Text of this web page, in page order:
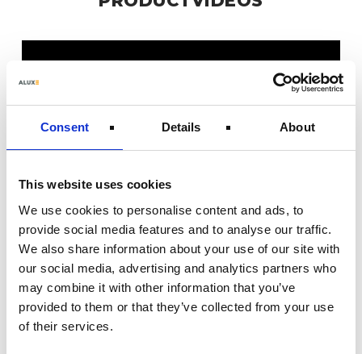
Consent Details About
This website uses cookies
We use cookies to personalise content and ads, to
provide social media features and to analyse our traffic.
We also share information about your use of our site with
our social media, advertising and analytics partners who
may combine it with other information that you’ve
provided to them or that they’ve collected from your use
of their services.